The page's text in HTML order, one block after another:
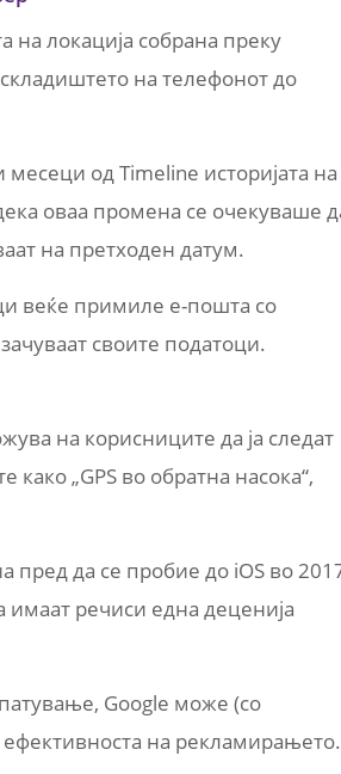
на локација собрана преку
на телефонот до
од Timeline историјата на
оваа промена се очекуваше
на претходен датум.
веќе примиле е-пошта со
своите податоци.
на корисниците да ја следат
„GPS во обратна насока“,
пред да се пробие до iOS во
речиси една деценија
Google може (со
ефективноста на рекламирањето.